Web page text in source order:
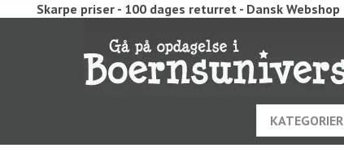
Skarpe priser - 100 dages returret - Dansk Webshop
KATEGORIER